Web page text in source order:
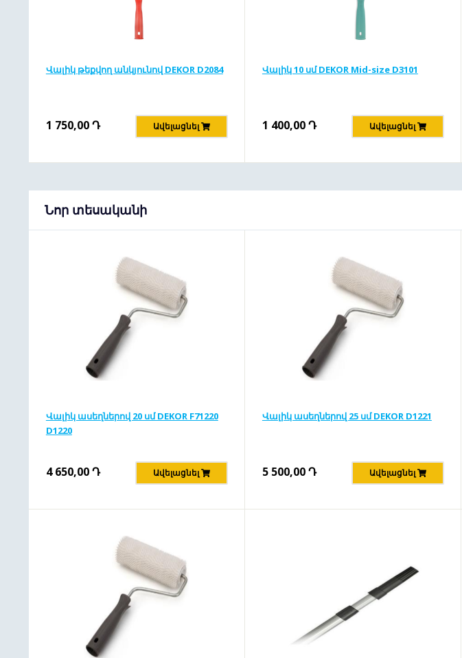
Վալիկ թեքվող անկյունով DEKOR D2084
1 750,00Դ Ավելացնել
Վալիկ 10 սմ DEKOR Mid-size D3101
1 400,00Դ Ավելացնել
Նոր տեսականի
Վալիկ ասեղներով 20 սմ DEKOR F71220
D1220
4 650,00Դ Ավելացնել
Վալիկ ասեղներով 25 սմ DEKOR D1221
5 500,00Դ Ավելացնել